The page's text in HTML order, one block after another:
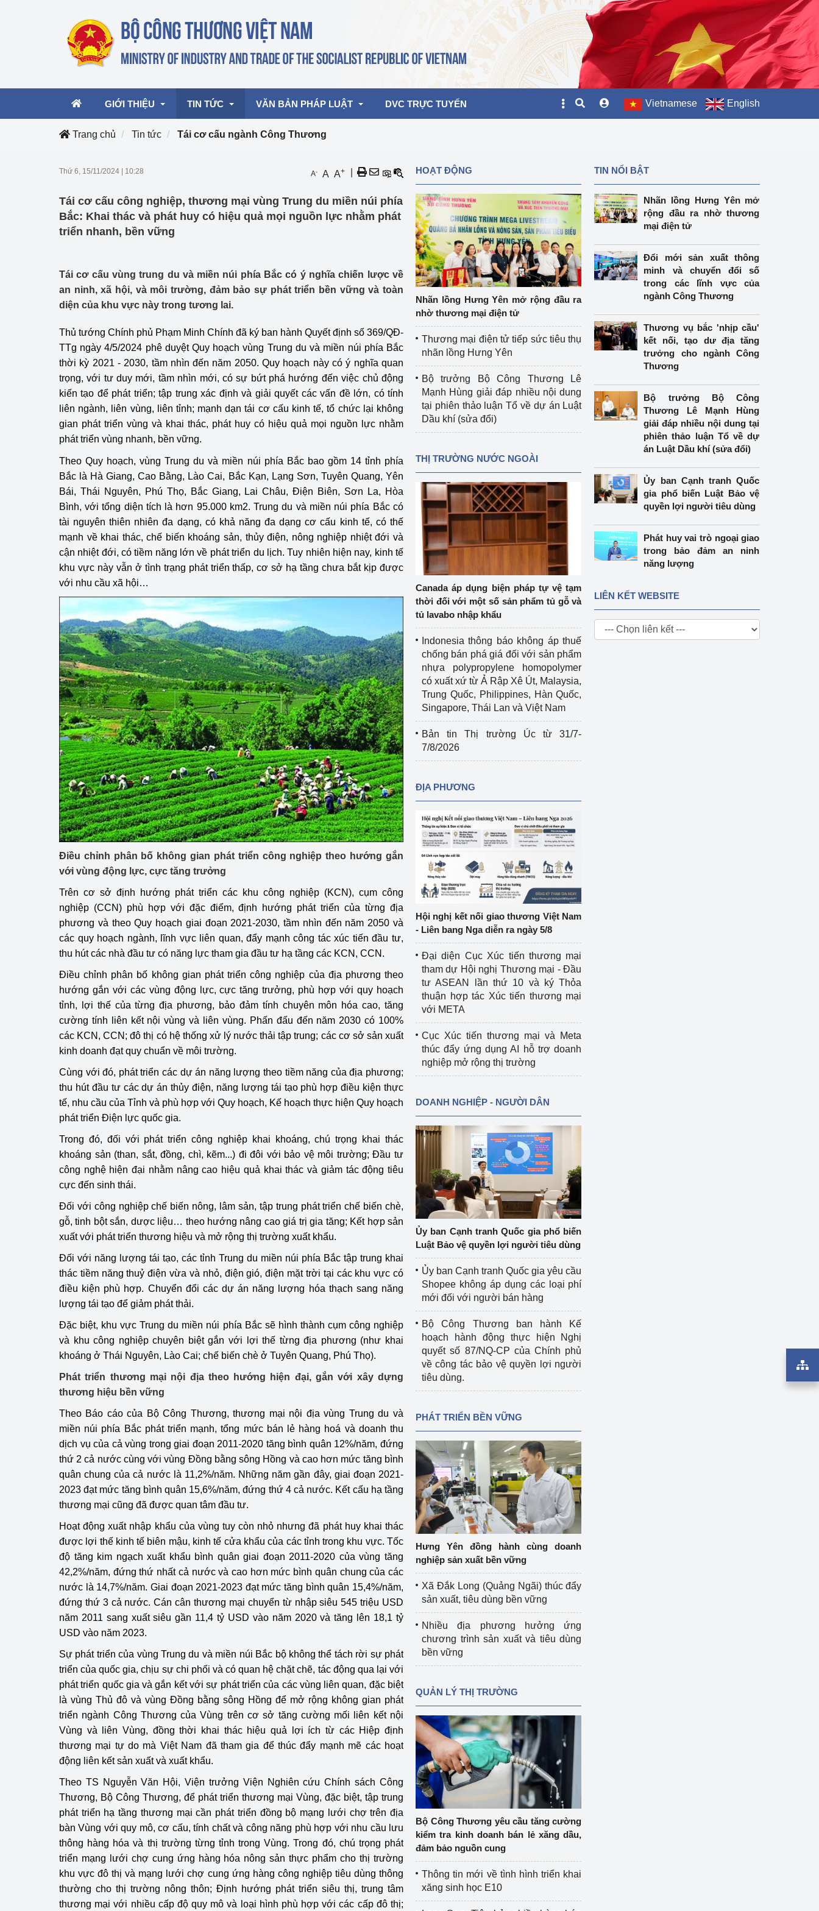
GIỚI THIỆU
Cơ cấu tổ chức
TIN TỨC
Hoạt động của Lãnh đạo Bộ
mại, Dịch vụ Việt Nam 2026
Công Thương - Công luận
Họp báo
Điểm báo
Chuyển đổi số
Lịch sử phát triển
Bản tin Thị trường Nông Lâm Thủy sản
Phát triển nguồn nhân lực
Phát triển bền vững
Tổ chức kiểm định
Bộ Công Thương
Tổ chức được cấp GCN đăng ký, hoạt
động kiểm định thiết bị, dụng cụ điện
làm việc ở môi trường không có nguy
hiểm khí, bụi nổ
Cơ sở sản xuất, sửa chữa chai chứa
LPG
Tổ chức huấn luyện, bồi dưỡng
nghiệp vụ kiểm định kỹ thuật an toàn
lao động
Văn hóa ngành Công Thương
Tái cơ cấu ngành Công Thương
Quản lý thị trường
Sử dụng năng lượng tiết kiệm và
hiệu quả
Hiệu quả năng lượng
tạo
Thông báo
Bảo vệ môi trường Video bảo vệ môi trường
Album ảnh bảo vệ môi trường
Văn bản về môi trường
Đọc báo giúp bạn
Bảo vệ nền tảng tư tưởng của Đảng
Doanh nghiệp - Người dân
Xúc tiến thương mại Khu vực miền Bắc
Khu vực miền Trung
Khu vực miền Nam
Thị trường nước ngoàiHiệp định EVFTA
Thị trường châu Á – châu Phi
Thị trường châu Âu – châu Mỹ
Thị trường trong nước
Ngành Công Thương đưa nghị quyết
Đại hội XIV của Đảng vào cuộc sống
Phát triển công nghiệpCông nghiệp nền tảng
Sản xuất công nghiệp
Phát triển năng lượng
VĂN BẢN PHÁP LUẬT
Văn bản hợp nhất
DVC TRỰC TUYẾN Vietnamese English
Trang chủ Tin tức Tái cơ cấu ngành Công Thương
Thứ 6, 15/11/2024 10:28 A- A A+
Tái cơ cấu công nghiệp, thương mại vùng Trung du miền núi phía
Bắc: Khai thác và phát huy có hiệu quả mọi nguồn lực nhằm phát
triển nhanh, bền vững
Tái cơ cấu vùng trung du và miền núi phía Bắc có ý nghĩa chiến lược về
an ninh, xã hội, và môi trường, đảm bảo sự phát triển bền vững và toàn
diện của khu vực này trong tương lai.
Thủ tướng Chính phủ Phạm Minh Chính đã ký ban hành Quyết định số 369/QĐ-
TTg ngày 4/5/2024 phê duyệt Quy hoạch vùng Trung du và miền núi phía Bắc
thời kỳ 2021 - 2030, tầm nhìn đến năm 2050. Quy hoạch này có ý nghĩa quan
trọng, với tư duy mới, tầm nhìn mới, có sự bứt phá hướng đến việc chủ động
kiến tạo để phát triển; tập trung xác định và giải quyết các vấn đề lớn, có tính
liên ngành, liên vùng, liên tỉnh; mạnh dạn tái cơ cấu kinh tế, tổ chức lại không
gian phát triển vùng và khai thác, phát huy có hiệu quả mọi nguồn lực nhằm
phát triển vùng nhanh, bền vững.
Theo Quy hoạch, vùng Trung du và miền núi phía Bắc bao gồm 14 tỉnh phía
Bắc là Hà Giang, Cao Bằng, Lào Cai, Bắc Kạn, Lạng Sơn, Tuyên Quang, Yên
Bái, Thái Nguyên, Phú Thọ, Bắc Giang, Lai Châu, Điện Biên, Sơn La, Hòa
Bình, với tổng diện tích là hơn 95.000 km2. Trung du và miền núi phía Bắc có
tài nguyên thiên nhiên đa dạng, có khả năng đa dạng cơ cấu kinh tế, có thế
mạnh về khai thác, chế biến khoáng sản, thủy điện, nông nghiệp nhiệt đới và
cận nhiệt đới, có tiềm năng lớn về phát triển du lịch. Tuy nhiên hiện nay, kinh tế
khu vực này vẫn ở tình trạng phát triển thấp, cơ sở hạ tầng chưa bắt kịp được
với nhu cầu xã hội…
Điều chỉnh phân bố không gian phát triển công nghiệp theo hướng gắn
với vùng động lực, cực tăng trưởng
Trên cơ sở định hướng phát triển các khu công nghiệp (KCN), cụm công
nghiệp (CCN) phù hợp với đặc điểm, định hướng phát triển của từng địa
phương và theo Quy hoạch giai đoạn 2021-2030, tầm nhìn đến năm 2050 và
các quy hoạch ngành, lĩnh vực liên quan, đẩy mạnh công tác xúc tiến đầu tư,
thu hút các nhà đầu tư có năng lực tham gia đầu tư hạ tầng các KCN, CCN.
Điều chỉnh phân bố không gian phát triển công nghiệp của địa phương theo
hướng gắn với các vùng động lực, cực tăng trưởng, phù hợp với quy hoạch
tỉnh, lợi thế của từng địa phương, bảo đảm tính chuyên môn hóa cao, tăng
cường tính liên kết nội vùng và liên vùng. Phấn đấu đến năm 2030 có 100%
các KCN, CCN; đô thị có hệ thống xử lý nước thải tập trung; các cơ sở sản xuất
kinh doanh đạt quy chuẩn về môi trường.
Cùng với đó, phát triển các dự án năng lượng theo tiềm năng của địa phương;
thu hút đầu tư các dự án thủy điện, năng lượng tái tạo phù hợp điều kiện thực
tế, nhu cầu của Tỉnh và phù hợp với Quy hoạch, Kế hoạch thực hiện Quy hoạch
phát triển Điện lực quốc gia.
Trong đó, đối với phát triển công nghiệp khai khoáng, chú trọng khai thác
khoáng sản (than, sắt, đồng, chì, kẽm...) đi đôi với bảo vệ môi trường; Đầu tư
công nghệ hiện đại nhằm nâng cao hiệu quả khai thác và giảm tác động tiêu
cực đến sinh thái.
Đối với công nghiệp chế biến nông, lâm sản, tập trung phát triển chế biến chè,
gỗ, tinh bột sắn, dược liệu… theo hướng nâng cao giá trị gia tăng; Kết hợp sản
xuất với phát triển thương hiệu và mở rộng thị trường xuất khẩu.
Đối với năng lượng tái tạo, các tỉnh Trung du miền núi phía Bắc tập trung khai
thác tiềm năng thuỷ điện vừa và nhỏ, điện gió, điện mặt trời tại các khu vực có
điều kiện phù hợp. Chuyển đổi các dự án năng lượng hóa thạch sang năng
lượng tái tạo để giảm phát thải.
Đặc biệt, khu vực Trung du miền núi phía Bắc sẽ hình thành cụm công nghiệp
và khu công nghiệp chuyên biệt gắn với lợi thế từng địa phương (như khai
khoáng ở Thái Nguyên, Lào Cai; chế biến chè ở Tuyên Quang, Phú Thọ).
Phát triển thương mại nội địa theo hướng hiện đại, gắn với xây dựng
thương hiệu bền vững
Theo Báo cáo của Bộ Công Thương, thương mại nội địa vùng Trung du và
miền núi phía Bắc phát triển mạnh, tổng mức bán lẻ hàng hoá và doanh thu
dịch vụ của cả vùng trong giai đoạn 2011-2020 tăng bình quân 12%/năm, đứng
thứ 2 cả nước cùng với vùng Đồng bằng sông Hồng và cao hơn mức tăng bình
quân chung của cả nước là 11,2%/năm. Những năm gần đây, giai đoạn 2021-
2023 đạt mức tăng bình quân 15,6%/năm, đứng thứ 4 cả nước. Kết cấu hạ tầng
thương mại cũng đã được quan tâm đầu tư.
Hoạt động xuất nhập khẩu của vùng tuy còn nhỏ nhưng đã phát huy khai thác
được lợi thế kinh tế biên mậu, kinh tế cửa khẩu của các tỉnh trong khu vực. Tốc
độ tăng kim ngạch xuất khẩu bình quân giai đoạn 2011-2020 của vùng tăng
42,2%/năm, đứng thứ nhất cả nước và cao hơn mức bình quân chung của các
nước là 14,7%/năm. Giai đoạn 2021-2023 đạt mức tăng bình quân 15,4%/năm,
đứng thứ 3 cả nước. Cán cân thương mại chuyển từ nhập siêu 545 triệu USD
năm 2011 sang xuất siêu gần 11,4 tỷ USD vào năm 2020 và tăng lên 18,1 tỷ
USD vào năm 2023.
Sự phát triển của vùng Trung du và miền núi Bắc bộ không thể tách rời sự phát
triển của quốc gia, chịu sự chi phối và có quan hệ chặt chẽ, tác động qua lại với
phát triển quốc gia và gắn kết với sự phát triển của các vùng liên quan, đặc biệt
là vùng Thủ đô và vùng Đồng bằng sông Hồng để mở rộng không gian phát
triển ngành Công Thương của Vùng trên cơ sở tăng cường mối liên kết nội
Vùng và liên Vùng, đồng thời khai thác hiệu quả lợi ích từ các Hiệp định
thương mại tự do mà Việt Nam đã tham gia để thúc đẩy mạnh mẽ các hoạt
động liên kết sản xuất và xuất khẩu.
Theo TS Nguyễn Văn Hội, Viện trưởng Viện Nghiên cứu Chính sách Công
Thương, Bộ Công Thương, để phát triển thương mại Vùng, đặc biệt, tập trung
phát triển hạ tầng thương mại cần phát triển đồng bộ mạng lưới chợ trên địa
bàn Vùng với quy mô, cơ cấu, tính chất và công năng phù hợp với nhu cầu lưu
thông hàng hóa và thị trường từng tỉnh trong Vùng. Trong đó, chú trọng phát
triển mạng lưới chợ cung ứng hàng hóa nông sản thực phẩm cho thị trường
khu vực đô thị và mạng lưới chợ cung ứng hàng công nghiệp tiêu dùng thông
thường cho thị trường nông thôn; Định hướng phát triển siêu thị, trung tâm
thương mại với nhiều cấp độ quy mô và loại hình phù hợp với các cấp đô thị;
HOẠT ĐỘNG
Nhãn lồng Hưng Yên mở rộng đầu ra
nhờ thương mại điện tử
Thương mại điện tử tiếp sức tiêu thụ
nhãn lồng Hưng Yên
Bộ trưởng Bộ Công Thương Lê
Mạnh Hùng giải đáp nhiều nội dung
tại phiên thảo luận Tổ về dự án Luật
Dầu khí (sửa đổi)
THỊ TRƯỜNG NƯỚC NGOÀI
Canada áp dụng biện pháp tự vệ tạm
thời đối với một số sản phẩm tủ gỗ và
tủ lavabo nhập khẩu
Indonesia thông báo không áp thuế
chống bán phá giá đối với sản phẩm
nhựa polypropylene homopolymer
có xuất xứ từ Ả Rập Xê Út, Malaysia,
Trung Quốc, Philippines, Hàn Quốc,
Singapore, Thái Lan và Việt Nam
Bản tin Thị trường Úc từ 31/7-
7/8/2026
ĐỊA PHƯƠNG
Hội nghị kết nối giao thương Việt Nam
- Liên bang Nga diễn ra ngày 5/8
Đại diện Cục Xúc tiến thương mại
tham dự Hội nghị Thương mại - Đầu
tư ASEAN lần thứ 10 và ký Thỏa
thuận hợp tác Xúc tiến thương mại
với META
Cục Xúc tiến thương mại và Meta
thúc đẩy ứng dụng AI hỗ trợ doanh
nghiệp mở rộng thị trường
DOANH NGHIỆP - NGƯỜI DÂN
Ủy ban Cạnh tranh Quốc gia phổ biến
Luật Bảo vệ quyền lợi người tiêu dùng
Ủy ban Cạnh tranh Quốc gia yêu cầu
Shopee không áp dụng các loại phí
mới đối với người bán hàng
Bộ Công Thương ban hành Kế
hoạch hành động thực hiện Nghị
quyết số 87/NQ-CP của Chính phủ
về công tác bảo vệ quyền lợi người
tiêu dùng.
PHÁT TRIỂN BỀN VỮNG
Hưng Yên đồng hành cùng doanh
nghiệp sản xuất bền vững
Xã Đắk Long (Quảng Ngãi) thúc đẩy
sản xuất, tiêu dùng bền vững
Nhiều địa phương hưởng ứng
chương trình sản xuất và tiêu dùng
bền vững
QUẢN LÝ THỊ TRƯỜNG
Bộ Công Thương yêu cầu tăng cường
kiểm tra kinh doanh bán lẻ xăng dầu,
đảm bảo nguồn cung
Thông tin mới về tình hình triển khai
xăng sinh học E10
TIN NỔI BẬT
Nhãn lồng Hưng Yên mở
rộng đầu ra nhờ thương
mại điện tử
Đổi mới sản xuất thông
minh và chuyển đổi số
trong các lĩnh vực của
ngành Công Thương
Thương vụ bắc 'nhịp cầu'
kết nối, tạo dư địa tăng
trưởng cho ngành Công
Thương
Bộ trưởng Bộ Công
Thương Lê Mạnh Hùng
giải đáp nhiều nội dung tại
phiên thảo luận Tổ về dự
án Luật Dầu khí (sửa đổi)
Ủy ban Cạnh tranh Quốc
gia phổ biến Luật Bảo vệ
quyền lợi người tiêu dùng
Phát huy vai trò ngoại giao
trong bảo đảm an ninh
năng lượng
LIÊN KẾT WEBSITE